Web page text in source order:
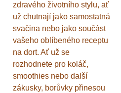
zdravého životního stylu, ať
už chutnají jako samostatná
svačina nebo jako součást
vašeho oblíbeného receptu
na dort. Ať už se
rozhodnete pro koláč,
smoothies nebo další
zákusky, borůvky přinesou